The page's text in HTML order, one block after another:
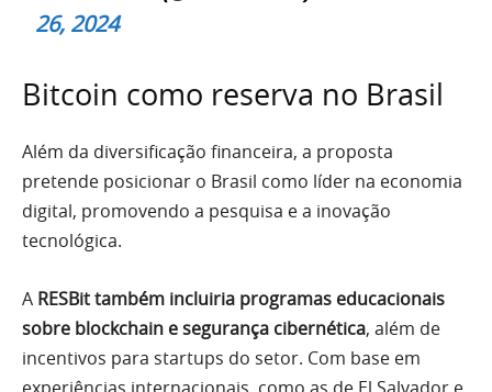
26, 2024
Bitcoin como reserva no Brasil
Além da diversificação financeira, a proposta
pretende posicionar o Brasil como líder na economia
digital, promovendo a pesquisa e a inovação
tecnológica.
A RESBit também incluiria programas educacionais
sobre blockchain e segurança cibernética, além de
incentivos para startups do setor. Com base em